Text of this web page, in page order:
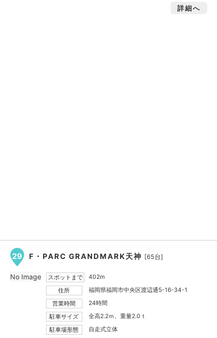
詳細へ
29 F・PARC GRANDMARK天神 [65台]
スポットまで
402m
住所
福岡県福岡市中央区渡辺通5-16-34-1
営業時間
24時間
駐車サイズ
全高2.2ｍ、重量2.0ｔ
駐車場形態
自走式立体
No Image